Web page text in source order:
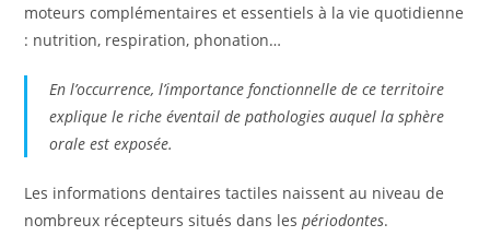
moteurs complémentaires et essentiels à la vie quotidienne
: nutrition, respiration, phonation…
En l’occurrence, l’importance fonctionnelle de ce territoire
explique le riche éventail de pathologies auquel la sphère
orale est exposée.
Les informations dentaires tactiles naissent au niveau de
nombreux récepteurs situés dans lespériodontes.